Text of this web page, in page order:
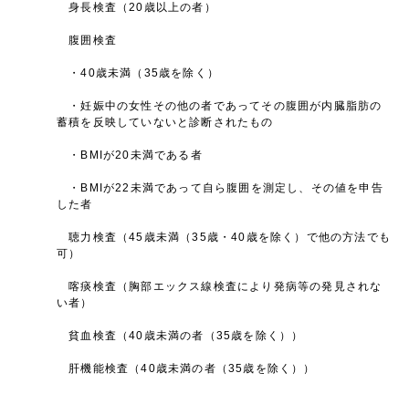
身長検査（20歳以上の者）
腹囲検査
・40歳未満（35歳を除く）
・妊娠中の女性その他の者であってその腹囲が内臓脂肪の
蓄積を反映していないと診断されたもの
・BMIが20未満である者
・BMIが22未満であって自ら腹囲を測定し、その値を申告
した者
聴力検査（45歳未満（35歳・40歳を除く）で他の方法でも
可）
喀痰検査（胸部エックス線検査により発病等の発見されな
い者）
貧血検査（40歳未満の者（35歳を除く））
肝機能検査（40歳未満の者（35歳を除く））